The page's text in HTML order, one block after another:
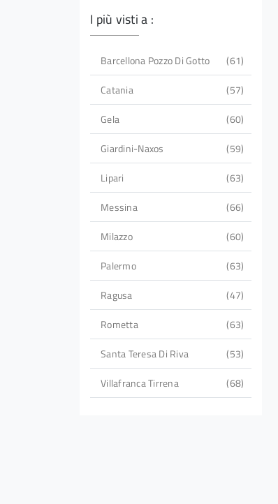
I più visti a :
Barcellona Pozzo Di Gotto
61
Catania
57
Gela
60
Giardini-Naxos
59
Lipari
63
Messina
66
Milazzo
60
Palermo
63
Ragusa
47
Rometta
63
Santa Teresa Di Riva
53
Villafranca Tirrena
68